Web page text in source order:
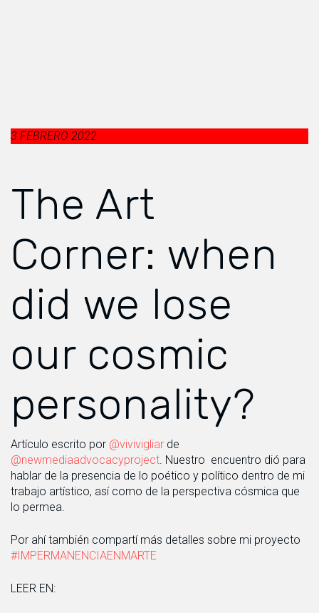
3 FEBRERO 2022
The Art
Corner: when
did we lose
our cosmic
personality?
Artículo escrito por @vivivigliar de
@newmediaadvocacyproject. Nuestro encuentro dió para
hablar de la presencia de lo poético y político dentro de mi
trabajo artístico, así como de la perspectiva cósmica que
lo permea.
Por ahí también compartí más detalles sobre mi proyecto
#IMPERMANENCIAENMARTE
LEER EN: